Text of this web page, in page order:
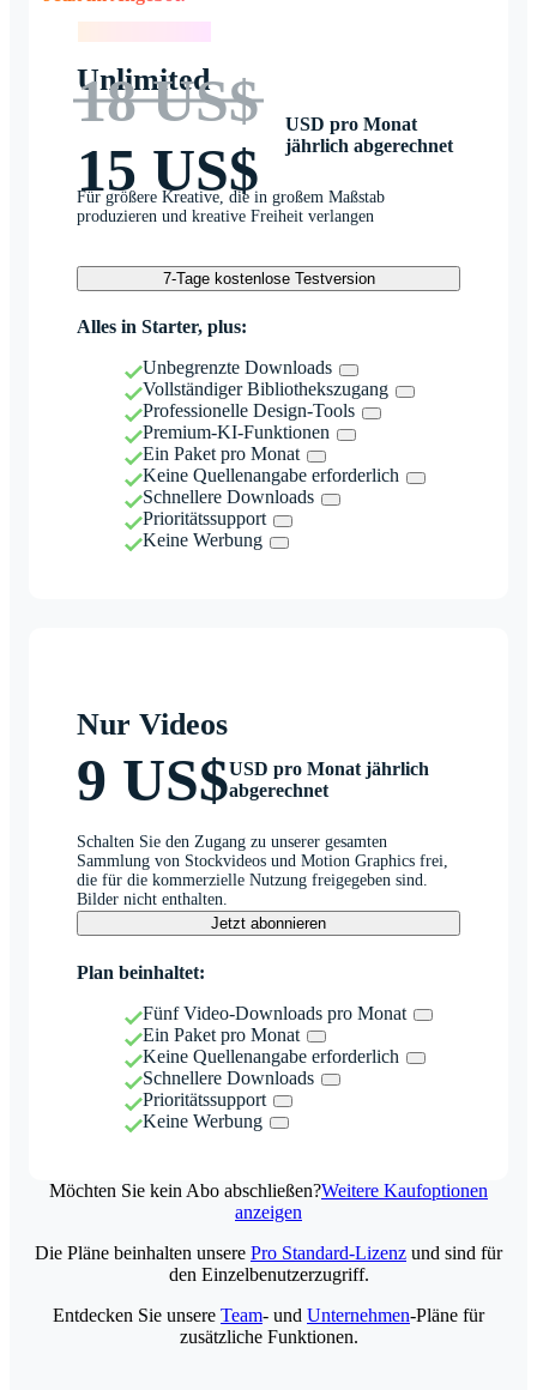
Unlimited
18 US$
15 US$
USD pro Monat
jährlich abgerechnet
Für größere Kreative, die in großem Maßstab
produzieren und kreative Freiheit verlangen
7-Tage kostenlose Testversion
Alles in Starter, plus:
Unbegrenzte Downloads
Vollständiger Bibliothekszugang
Professionelle Design-Tools
Premium-KI-Funktionen
Ein Paket pro Monat
Keine Quellenangabe erforderlich
Schnellere Downloads
Prioritätssupport
Keine Werbung
Nur Videos
9 US$USD pro Monat jährlich
abgerechnet
Schalten Sie den Zugang zu unserer gesamten
Sammlung von Stockvideos und Motion Graphics frei,
die für die kommerzielle Nutzung freigegeben sind.
Bilder nicht enthalten.
Jetzt abonnieren
Plan beinhaltet:
Fünf Video-Downloads pro Monat
Ein Paket pro Monat
Keine Quellenangabe erforderlich
Schnellere Downloads
Prioritätssupport
Keine Werbung
Möchten Sie kein Abo abschließen?Weitere Kaufoptionen
anzeigen
Die Pläne beinhalten unsere Pro Standard-Lizenz und sind für
den Einzelbenutzerzugriff.
Entdecken Sie unsere Team- und Unternehmen-Pläne für
zusätzliche Funktionen.